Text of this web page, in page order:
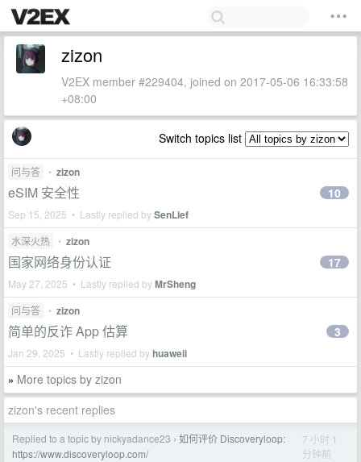
zizon
V2EX member #229404, joined on 2017-05-06 16:33:58
+08:00
Switch topics list
问与答 • zizon
eSIM 安全性
Sep 15, 2025 • Lastly replied bySenLief
10
水深火热 • zizon
国家网络身份认证
May 27, 2025 • Lastly replied byMrSheng
17
问与答 • zizon
简单的反诈 App 估算
Jan 29, 2025 • Lastly replied byhuaweii
3
» More topics by zizon
zizon's recent replies
Replied to a topic by nickyadance23 › 如何评价 Discoveryloop:
https://www.discoveryloop.com/
7 小时 1
分钟前